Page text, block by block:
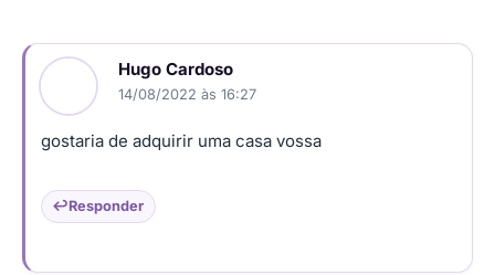
Hugo Cardoso
14/08/2022 às 16:27
gostaria de adquirir uma casa vossa
Responder